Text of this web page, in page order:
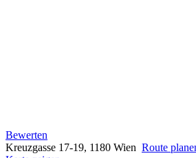
Bewerten
Kreuzgasse 17-19, 1180 Wien Route